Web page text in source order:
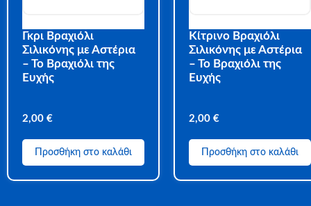
Γκρι Βραχιόλι
Σιλικόνης με Αστέρια
– Το Βραχιόλι της
Ευχής
2,00 €
Προσθήκη στο καλάθι
Κίτρινο Βραχιόλι
Σιλικόνης με Αστέρια
– Το Βραχιόλι της
Ευχής
2,00 €
Προσθήκη στο καλάθι